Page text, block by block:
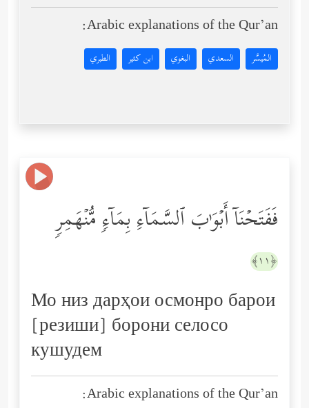
Arabic explanations of the Qur’an:
المُيسَّر السعدي البغوي ابن كثير الطبري
فَفَتَحۡنَاۤ أَبۡوَ ٰ⁠بَ ٱلسَّمَاۤءِ بِمَاۤءࣲ مُّنۡهَمِرࣲ
﴿١١﴾
Мо низ дарҳои осмонро барои
[резиши] борони селосо
кушудем
Arabic explanations of the Qur’an: